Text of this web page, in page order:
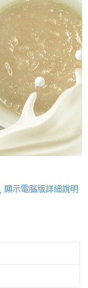
顯示電腦版詳細說明